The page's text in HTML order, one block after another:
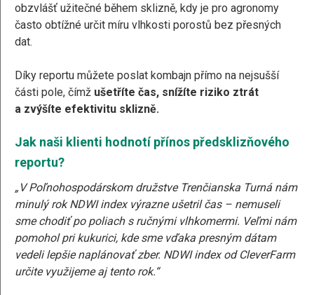
obzvlášť užitečné během sklizně, kdy je pro agronomy
často obtížné určit míru vlhkosti porostů bez přesných
dat.
Díky reportu můžete poslat kombajn přímo na nejsušší
části pole, čímž ušetříte čas, snížíte riziko ztrát
a zvýšíte efektivitu sklizně.
Jak naši klienti hodnotí přínos předsklizňového
reportu?
„V Poľnohospodárskom družstve Trenčianska Turná nám
minulý rok NDWI index výrazne ušetril čas – nemuseli
sme chodiť po poliach s ručnými vlhkomermi. Veľmi nám
pomohol pri kukurici, kde sme vďaka presným dátam
vedeli lepšie naplánovať zber. NDWI index od CleverFarm
určite využijeme aj tento rok.“